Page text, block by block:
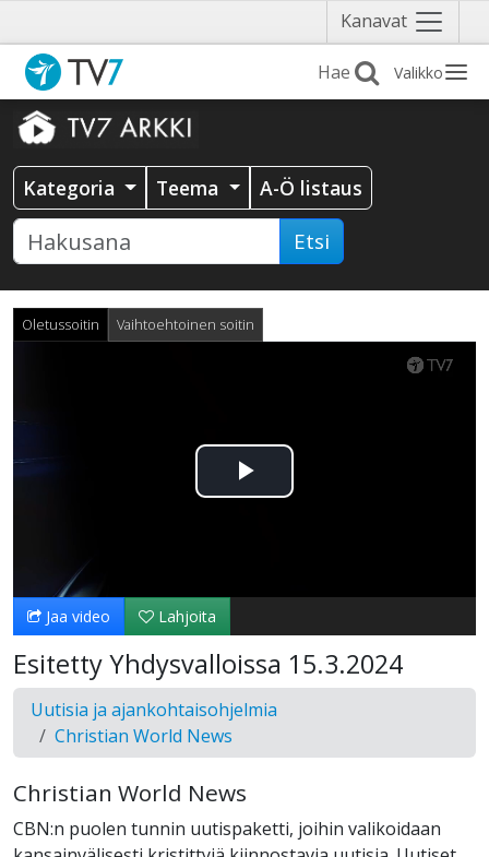
Kanavat Näytä
valikko
Valikko
Kategoria Teema A-Ö listaus
Etsi
Oletussoitin Vaihtoehtoinen soitin
Toista
Jaa video Lahjoita
Esitetty Yhdysvalloissa 15.3.2024
Uutisia ja ajankohtaisohjelmia
Christian World News
Christian World News
CBN:n puolen tunnin uutispaketti, joihin valikoidaan